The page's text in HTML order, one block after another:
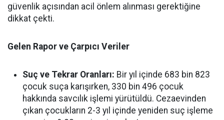
güvenlik açısından acil önlem alınması gerektiğine
dikkat çekti.
Gelen Rapor ve Çarpıcı Veriler
Suç ve Tekrar Oranları: Bir yıl içinde 683 bin 823
çocuk suça karışırken, 330 bin 496 çocuk
hakkında savcılık işlemi yürütüldü. Cezaevinden
çıkan çocukların 2-3 yıl içinde yeniden suç işleme